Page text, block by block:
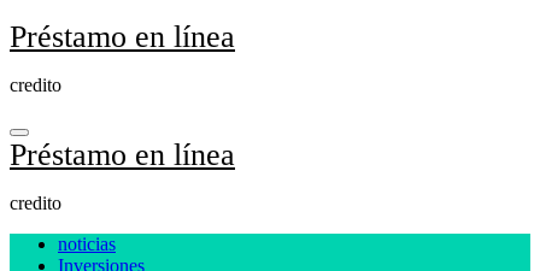
Ir
al
Préstamo en línea
credito
Préstamo en línea
credito
noticias
Inversiones